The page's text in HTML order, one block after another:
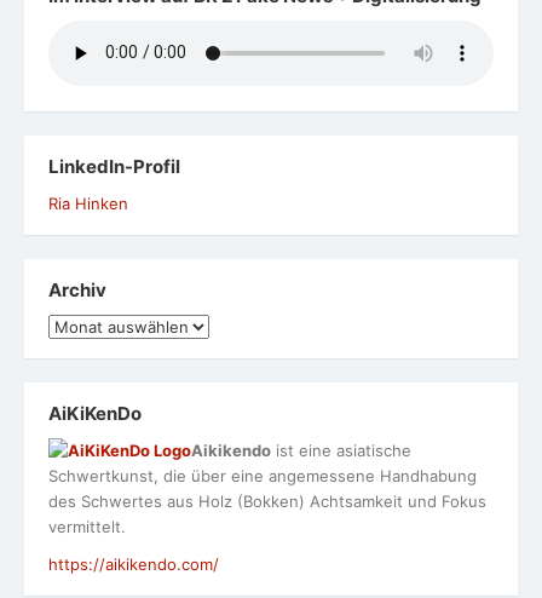
LinkedIn-Profil
Ria Hinken
Archiv
Archiv
AiKiKenDo
Aikikendo ist eine asiatische
Schwertkunst, die über eine angemessene Handhabung
des Schwertes aus Holz (Bokken) Achtsamkeit und Fokus
vermittelt.
https://aikikendo.com/